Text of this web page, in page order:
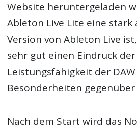
Website heruntergeladen
Ableton Live Lite eine stark
Version von Ableton Live
sehr gut einen Eindruck
Leistungsfähigkeit der
Besonderheiten
Nach dem Start wird das